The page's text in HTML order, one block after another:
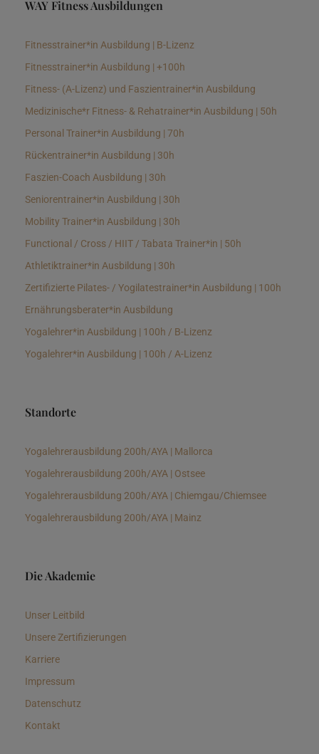
WAY Fitness Ausbildungen
Fitnesstrainer*in Ausbildung | B-Lizenz
Fitnesstrainer*in Ausbildung | +100h
Fitness- (A-Lizenz) und Faszientrainer*in Ausbildung
Medizinische*r Fitness- & Rehatrainer*in Ausbildung | 50h
Personal Trainer*in Ausbildung | 70h
Rückentrainer*in Ausbildung | 30h
Faszien-Coach Ausbildung | 30h
Seniorentrainer*in Ausbildung | 30h
Mobility Trainer*in Ausbildung | 30h
Functional / Cross / HIIT / Tabata Trainer*in | 50h
Athletiktrainer*in Ausbildung | 30h
Zertifizierte Pilates- / Yogilatestrainer*in Ausbildung | 100h
Ernährungsberater*in Ausbildung
Yogalehrer*in Ausbildung | 100h / B-Lizenz
Yogalehrer*in Ausbildung | 100h / A-Lizenz
Standorte
Yogalehrerausbildung 200h/AYA | Mallorca
Yogalehrerausbildung 200h/AYA | Ostsee
Yogalehrerausbildung 200h/AYA | Chiemgau/Chiemsee
Yogalehrerausbildung 200h/AYA | Mainz
Die Akademie
Unser Leitbild
Unsere Zertifizierungen
Karriere
Impressum
Datenschutz
Kontakt